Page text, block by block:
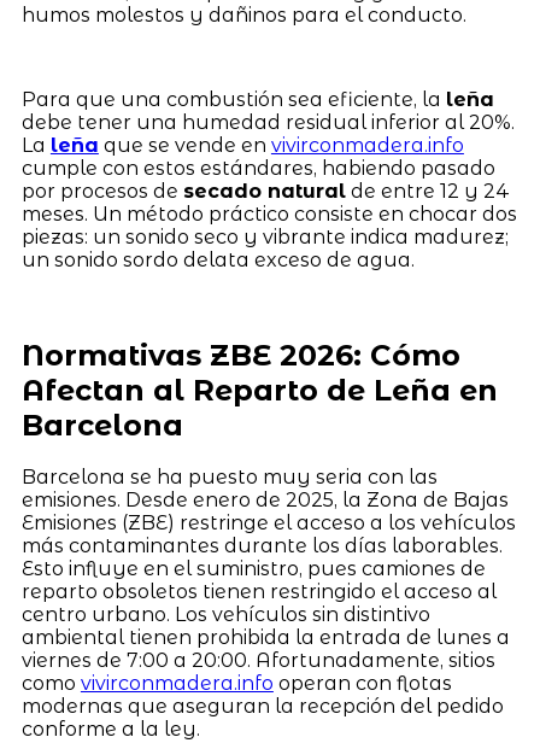
humos molestos y dañinos para el conducto.
Para que una combustión sea eficiente, la leña
debe tener una humedad residual inferior al 20%.
La leña que se vende en vivirconmadera.info
cumple con estos estándares, habiendo pasado
por procesos de secado naturalde entre 12 y 24
meses. Un método práctico consiste en chocar dos
piezas: un sonido seco y vibrante indica madurez;
un sonido sordo delata exceso de agua.
Normativas ZBE 2026: Cómo
Afectan al Reparto de Leña en
Barcelona
Barcelona se ha puesto muy seria con las
emisiones. Desde enero de 2025, la Zona de Bajas
Emisiones (ZBE) restringe el acceso a los vehículos
más contaminantes durante los días laborables.
Esto influye en el suministro, pues camiones de
reparto obsoletos tienen restringido el acceso al
centro urbano. Los vehículos sin distintivo
ambiental tienen prohibida la entrada de lunes a
viernes de 7:00 a 20:00. Afortunadamente, sitios
como vivirconmadera.info operan con flotas
modernas que aseguran la recepción del pedido
conforme a la ley.